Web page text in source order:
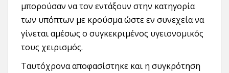
μπορούσαν να τον εντάξουν στην κατηγορία
των υπόπτων με κρούσμα ώστε εν συνεχεία να
γίνεται αμέσως ο συγκεκριμένος υγειονομικός
τους χειρισμός.
Ταυτόχρονα αποφασίστηκε και η συγκρότηση